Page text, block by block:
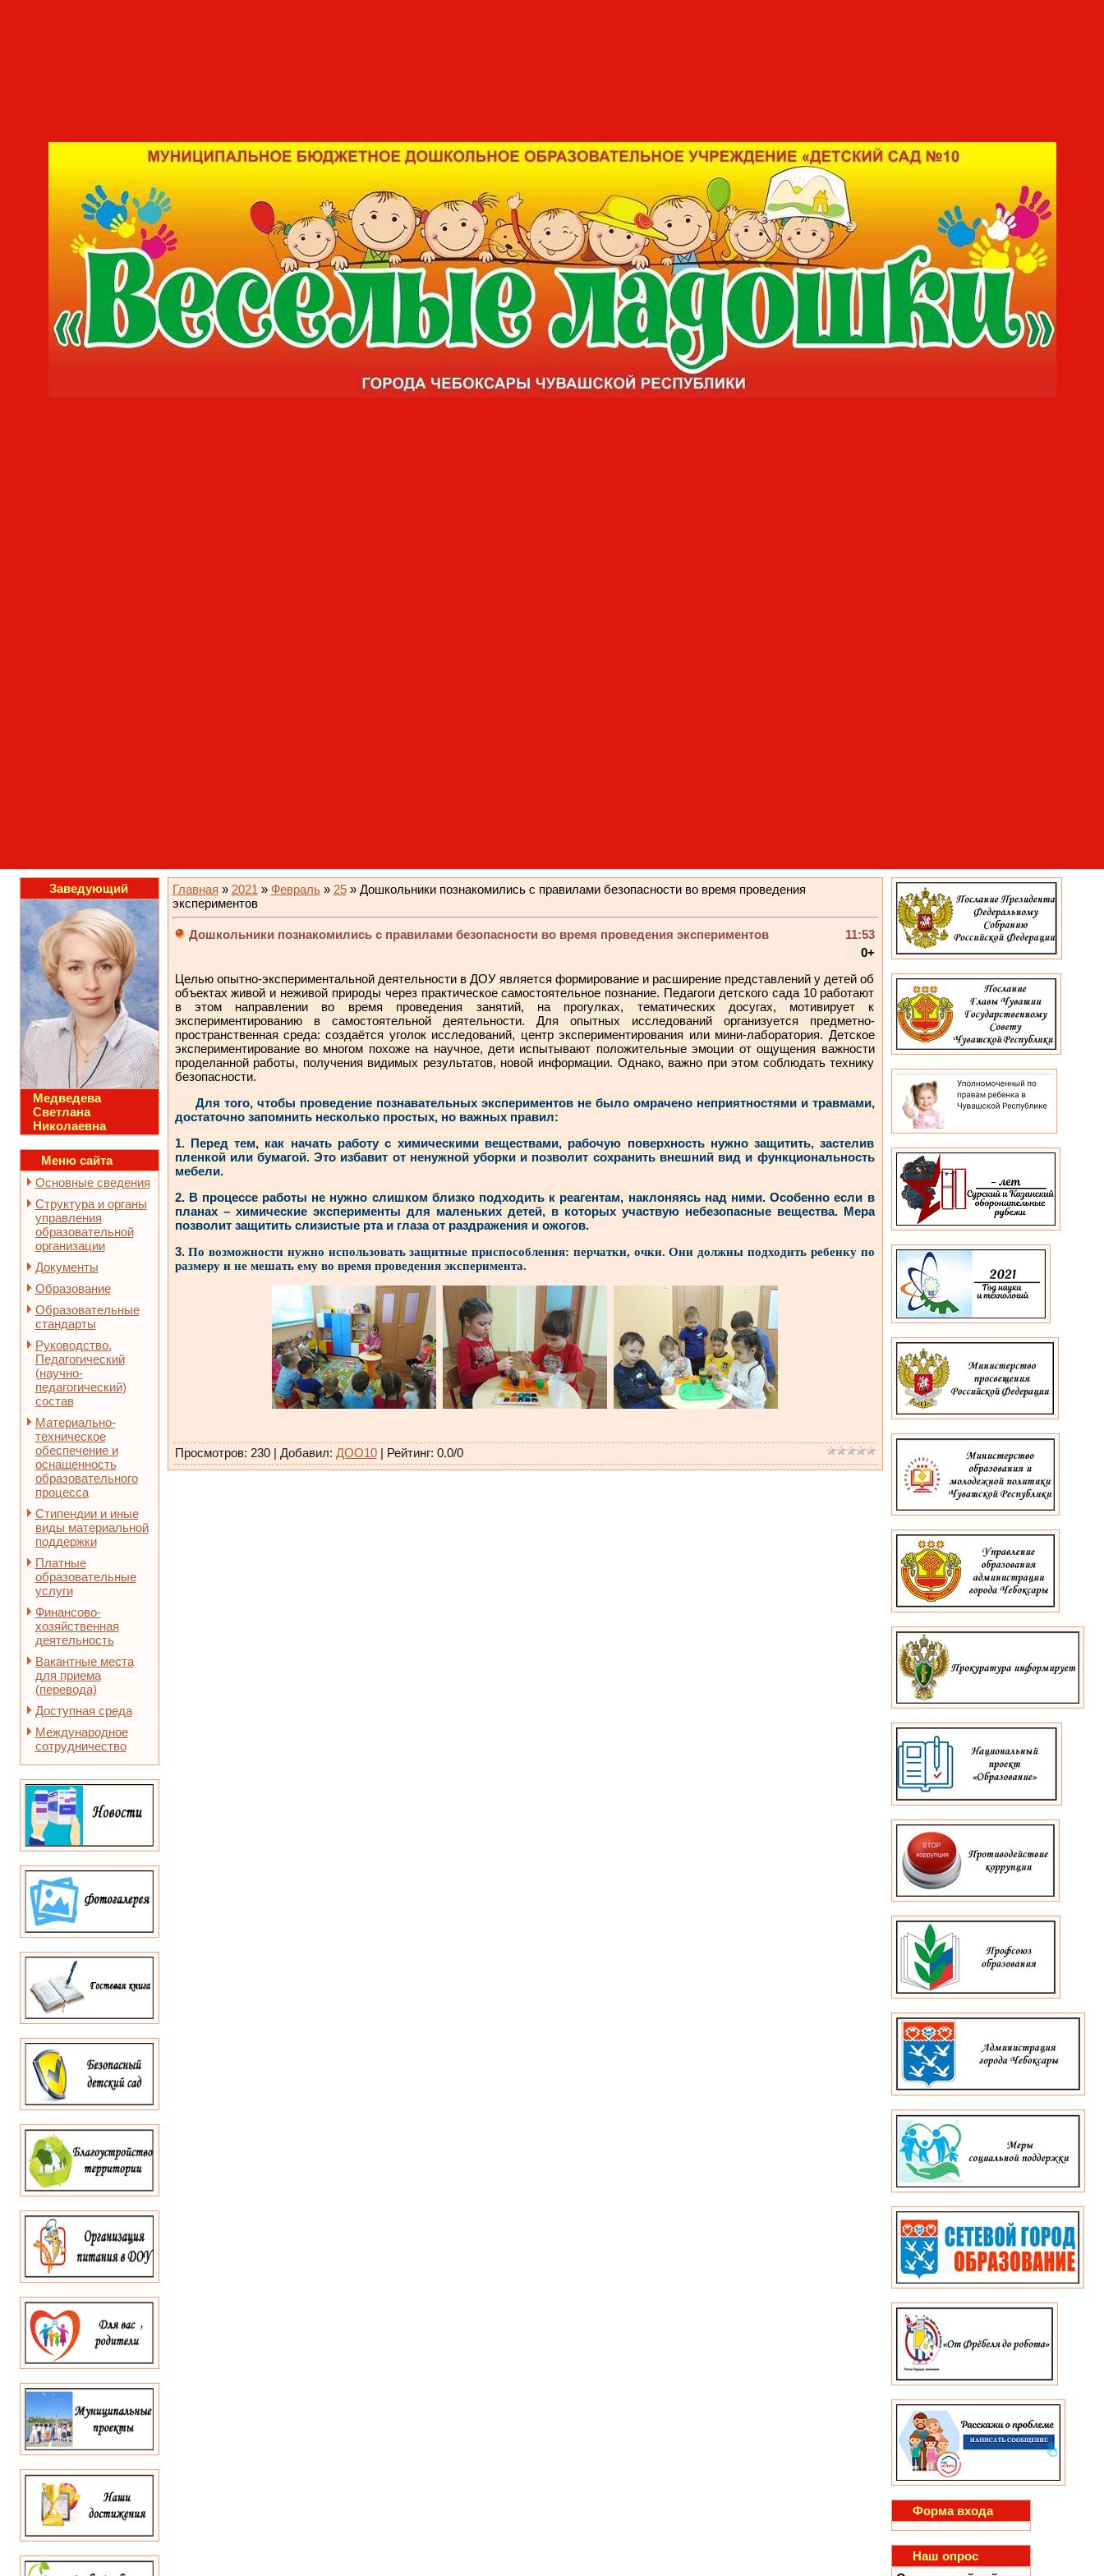
Заведующий
Медведева
Светлана
Николаевна
Меню сайта
Основные сведения
Структура и органы
управления
образовательной
организации
Документы
Образование
Образовательные
стандарты
Руководство.
Педагогический
(научно-
педагогический)
состав
Материально-
техническое
обеспечение и
оснащенность
образовательного
процесса
Стипендии и иные
виды материальной
поддержки
Платные
образовательные
услуги
Финансово-
хозяйственная
деятельность
Вакантные места
для приема
(перевода)
Доступная среда
Международное
сотрудничество
Главная » 2021 » Февраль » 25» Дошкольники познакомились с правилами безопасности во время проведения
экспериментов
11:53
Дошкольники познакомились с правилами безопасности во время проведения экспериментов
0+
Целью опытно-экспериментальной деятельности в ДОУ является формирование и расширение представлений у детей об
объектах живой и неживой природы через практическое самостоятельное познание. Педагоги детского сада 10 работают
в этом направлении во время проведения занятий, на прогулках, тематических досугах, мотивирует к
экспериментированию в самостоятельной деятельности. Для опытных исследований организуется предметно-
пространственная среда: создаётся уголок исследований, центр экспериментирования или мини-лаборатория. Детское
экспериментирование во многом похоже на научное, дети испытывают положительные эмоции от ощущения важности
проделанной работы, получения видимых результатов, новой информации. Однако, важно при этом соблюдать технику
безопасности.
Для того, чтобы проведение познавательных экспериментов не было омрачено неприятностями и травмами,
достаточно запомнить несколько простых, но важных правил:
1. Перед тем, как начать работу с химическими веществами, рабочую поверхность нужно защитить, застелив
пленкой или бумагой. Это избавит от ненужной уборки и позволит сохранить внешний вид и функциональность
мебели.
2. В процессе работы не нужно слишком близко подходить к реагентам, наклоняясь над ними. Особенно если в
планах – химические эксперименты для маленьких детей, в которых участвую небезопасные вещества. Мера
позволит защитить слизистые рта и глаза от раздражения и ожогов.
3.По возможности нужно использовать защитные приспособления: перчатки, очки. Они должны подходить ребенку по
размеру и не мешать ему во время проведения эксперимента.
Просмотров: 230| Добавил: ДОО10 | Рейтинг: 0.0/0
Форма входа
Наш опрос